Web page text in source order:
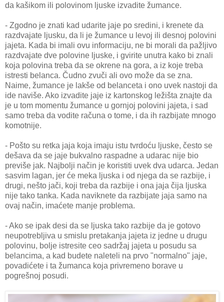
da kašikom ili polovinom ljuske izvadite žumance.
- Zgodno je znati kad udarite jaje po sredini, i krenete da
razdvajate ljusku, da li je žumance u levoj ili desnoj polovini
jajeta. Kada bi imali ovu informaciju, ne bi morali da pažljivo
razdvajate dve polovine ljuske, i gvirite unutra kako bi znali
koja polovina treba da se okrene na gora, a iz koje treba
istresti belanca. Čudno zvuči ali ovo može da se zna.
Naime, žumance je lakše od belanceta i ono uvek nastoji da
ide naviše. Ako izvadite jaje iz kartonskog ležišta znajte da
je u tom momentu žumance u gornjoj polovini jajeta, i sad
samo treba da vodite računa o tome, i da ih razbijate mnogo
komotnije.
- Pošto su retka jaja koja imaju istu tvrdoću ljuske, često se
dešava da se jaje bukvalno raspadne a udarac nije bio
previše jak. Najbolji način je koristiti uvek dva udarca. Jedan
sasvim lagan, jer će meka ljuska i od njega da se razbije, i
drugi, nešto jači, koji treba da razbije i ona jaja čija ljuska
nije tako tanka. Kada naviknete da razbijate jaja samo na
ovaj način, imaćete manje problema.
- Ako se ipak desi da se ljuska tako razbije da je gotovo
neupotrebljiva u smislu pretakanja jajeta iz jedne u drugu
polovinu, bolje istresite ceo sadržaj jajeta u posudu sa
belancima, a kad budete naleteli na prvo "normalno" jaje,
povadićete i ta žumanca koja privremeno borave u
pogrešnoj posudi.